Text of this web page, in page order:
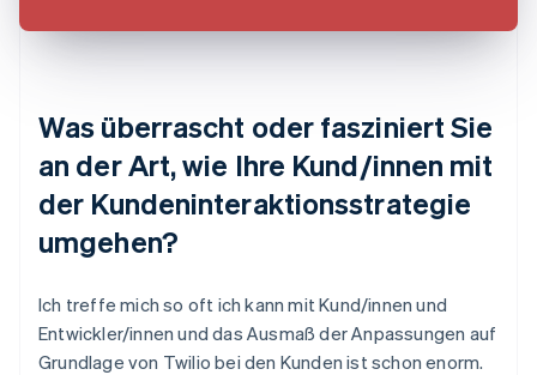
Was überrascht oder fasziniert Sie
an der Art, wie Ihre Kund/innen mit
der Kundeninteraktionsstrategie
umgehen?
Ich treffe mich so oft ich kann mit Kund/innen und
Entwickler/innen und das Ausmaß der Anpassungen auf
Grundlage von Twilio bei den Kunden ist schon enorm.